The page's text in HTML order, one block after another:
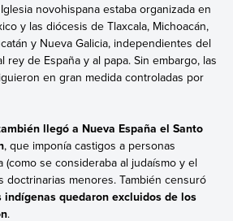
novohispana estaba organizada en
y las diócesis de Tlaxcala, Michoacán,
y Nueva Galicia, independientes del
rey de España y al papa. Sin embargo, las
en gran medida controladas por
llegó a Nueva España el Santo
, que imponía castigos a personas
se consideraba al judaísmo y el
doctrinarias menores. También censuró
indígenas quedaron excluidos de los
.